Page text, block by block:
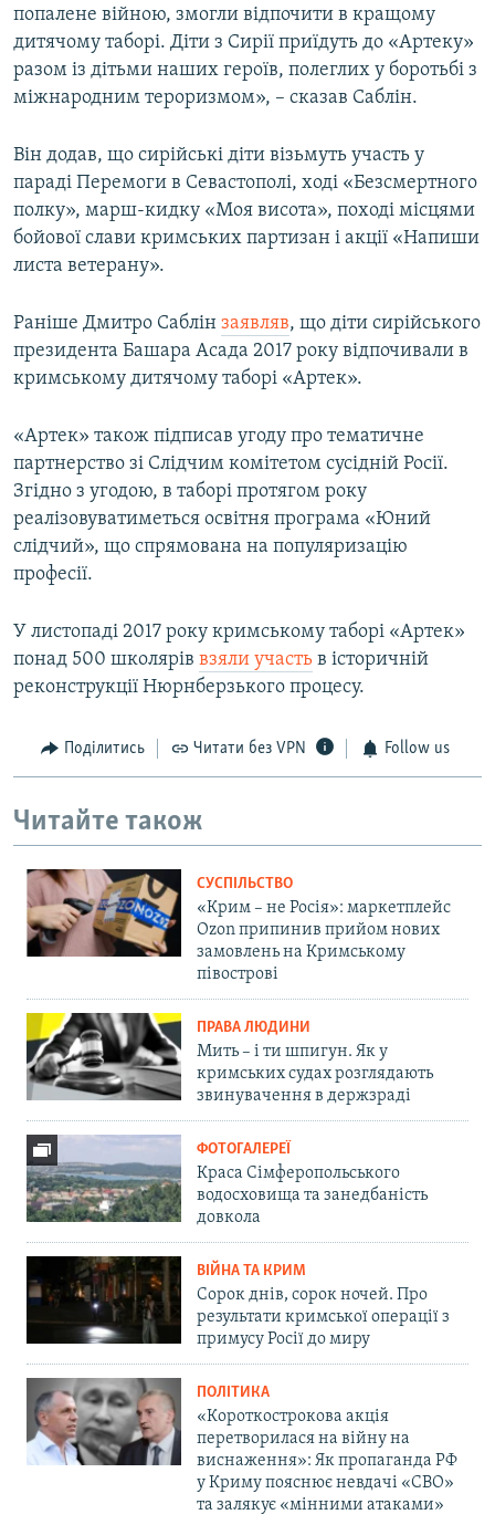
попалене війною, змогли відпочити в кращому
дитячому таборі. Діти з Сирії приїдуть до «Артеку»
разом із дітьми наших героїв, полеглих у боротьбі з
міжнародним тероризмом», – сказав Саблін.
Він додав, що сирійські діти візьмуть участь у
параді Перемоги в Севастополі, ході «Безсмертного
полку», марш-кидку «Моя висота», поході місцями
бойової слави кримських партизан і акції «Напиши
листа ветерану».
Раніше Дмитро Саблін заявляв, що діти сирійського
президента Башара Асада 2017 року відпочивали в
кримському дитячому таборі «Артек».
«Артек» також підписав угоду про тематичне
партнерство зі Слідчим комітетом сусідній Росії.
Згідно з угодою, в таборі протягом року
реалізовуватиметься освітня програма «Юний
слідчий», що спрямована на популяризацію
професії.
У листопаді 2017 року кримському таборі «Артек»
понад 500 школярів взяли участь в історичній
реконструкції Нюрнберзького процесу.
Поділитись Читати без VPN Follow us
Читайте також
СУСПІЛЬСТВО
«Крим – не Росія»: маркетплейс
Ozon припинив прийом нових
замовлень на Кримському
півострові
ПРАВА ЛЮДИНИ
Мить – і ти шпигун. Як у
кримських судах розглядають
звинувачення в держзраді
ФОТОГАЛЕРЕЇ
Краса Сімферопольського
водосховища та занедбаність
довкола
ВІЙНА ТА КРИМ
Сорок днів, сорок ночей. Про
результати кримської операції з
примусу Росії до миру
ПОЛІТИКА
«Короткострокова акція
перетворилася на війну на
виснаження»: Як пропаганда РФ
у Криму пояснює невдачі «СВО»
та залякує «мінними атаками»